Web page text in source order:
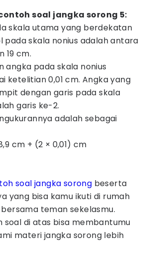
soal jangka sorong 5:
skala utama yang berdekatan
pada skala nonius adalah antara
19 cm.
angka pada skala nonius
ketelitian 0,01 cm. Angka yang
dengan garis pada skala
garis ke-2.
adalah sebagai
cm + (2 × 0,01) cm
soal jangka sorong beserta
yang bisa kamu ikuti di rumah
teman sekelasmu.
soal di atas bisa membantumu
materi jangka sorong lebih